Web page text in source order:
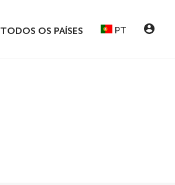
TODOS OS PAÍSES PT